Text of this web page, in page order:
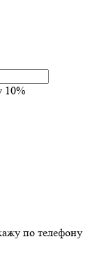
10%
по телефону